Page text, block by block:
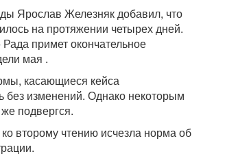
Ярослав Железняк добавил, что
на протяжении четырех дней.
примет окончательное
мая .
касающиеся кейса
без изменений. Однако некоторым
подвергся.
второму чтению исчезла норма об